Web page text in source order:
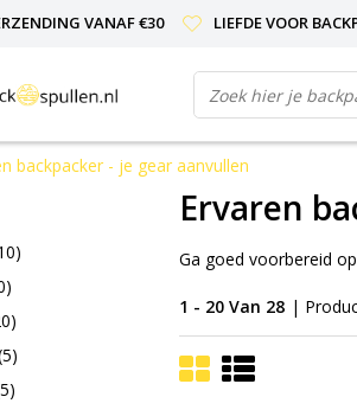
VANAF €30 LIEFDE VOOR
backpacker - je gear aanvullen
Ervaren
Ga goed voorbereid
1 - 20 Van 28 |